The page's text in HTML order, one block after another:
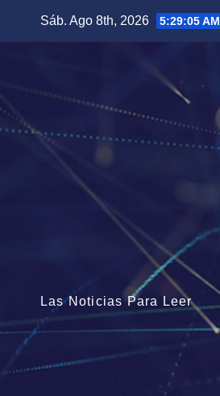
Sáb. Ago 8th, 2026 5:29:06 AM
Las Noticias Para Leer